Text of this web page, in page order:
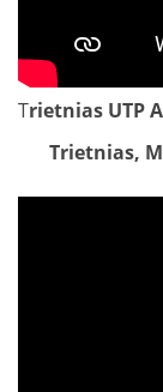
Trietnias UTP
Trietnias,